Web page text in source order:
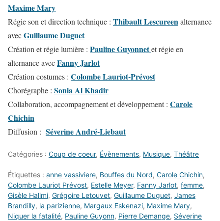
Maxime Mary
Régie son et direction technique : Thibault Lescureenalternance
avecGuillaume Duguet
Création et régie lumière : Pauline Guyonnetet régie en
alternance avecFanny Jarlot
Création costumes : Colombe Lauriot-Prévost
Chorégraphe : Sonia Al Khadir
Collaboration, accompagnement et développement : Carole
Chichin
Diffusion : Séverine André-Liebaut
Catégories : Coup de coeur, Évènements, Musique, Théâtre
Étiquettes : anne vassiviere, Bouffes du Nord, Carole Chichin,
Colombe Lauriot Prévost, Estelle Meyer, Fanny Jarlot, femme,
Gisèle Halimi, Grégoire Letouvet, Guillaume Duguet, James
Brandilly, la parizienne, Margaux Eskenazi, Maxime Mary,
Niquer la fatalité, Pauline Guyonn, Pierre Demange, Séverine